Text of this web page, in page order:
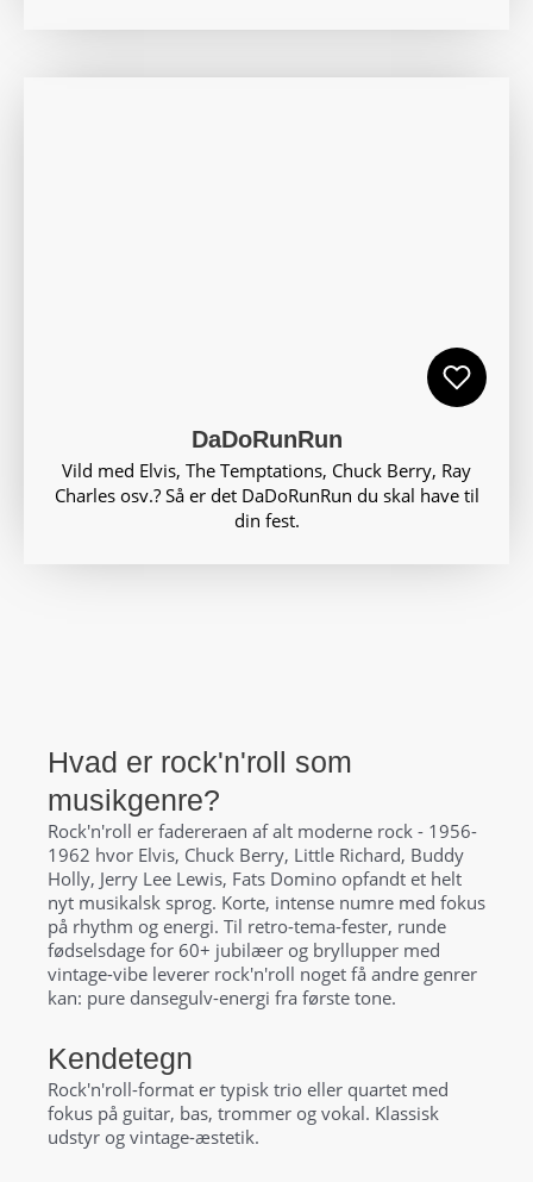
DaDoRunRun
Vild med Elvis, The Temptations, Chuck Berry, Ray
Charles osv.? Så er det DaDoRunRun du skal have til
din fest.
Hvad er rock'n'roll som
musikgenre?
Rock'n'roll er fadereraen af alt moderne rock - 1956-
1962 hvor Elvis, Chuck Berry, Little Richard, Buddy
Holly, Jerry Lee Lewis, Fats Domino opfandt et helt
nyt musikalsk sprog. Korte, intense numre med fokus
på rhythm og energi. Til retro-tema-fester, runde
fødselsdage for 60+ jubilæer og bryllupper med
vintage-vibe leverer rock'n'roll noget få andre genrer
kan: pure dansegulv-energi fra første tone.
Kendetegn
Rock'n'roll-format er typisk trio eller quartet med
fokus på guitar, bas, trommer og vokal. Klassisk
udstyr og vintage-æstetik.